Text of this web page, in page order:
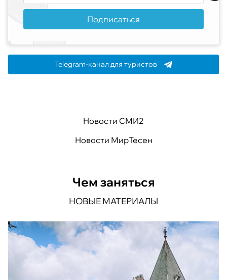
Подписаться
Telegram-канал для туристов
Новости СМИ2
Новости МирТесен
Чем заняться
НОВЫЕ МАТЕРИАЛЫ